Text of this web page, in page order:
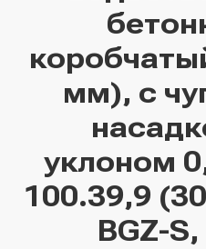
мм), с
уклоном
100.39,9
BGZ-